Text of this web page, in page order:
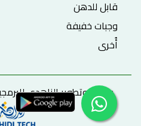
قابل للدهن
وجبات خفيفة
أُخرى
برمجة وتطوير الزاهدي